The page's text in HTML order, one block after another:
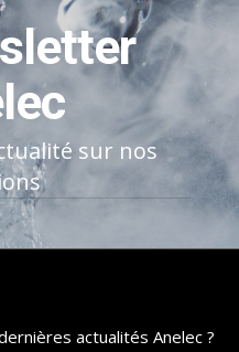
sur nos
actualités Anelec ?